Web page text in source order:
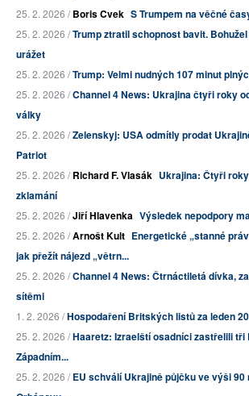
25. 2. 2026 /Boris Cvek S Trumpem na věčné
25. 2. 2026 /Trump ztratil schopnost bavit.
urážet
25. 2. 2026 /Trump: Velmi nudných 107 minut
25. 2. 2026 /Channel 4 News: Ukrajina čtyři roky
války
25. 2. 2026 /Zelenskyj: USA odmítly prodat
Patriot
25. 2. 2026 /Richard F. Vlasák Ukrajina: Čtyři
zklamání
25. 2. 2026 /Jiří Hlavenka Výsledek nepodpory
25. 2. 2026 /Arnošt Kult Energetické „stanné
jak přežít nájezd „větrn...
25. 2. 2026 /Channel 4 News: Čtrnáctiletá dívka,
sítěmi
1. 2. 2026 /Hospodaření Britských listů za leden
25. 2. 2026 /Haaretz: Izraelští osadníci zastřelili tři
Západním...
25. 2. 2026 /EU schválí Ukrajině půjčku ve výši